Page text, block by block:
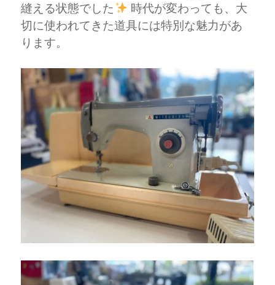
縫える状態でした
時代が変わっても、大
切に使われてきた道具には特別な魅力があ
ります。